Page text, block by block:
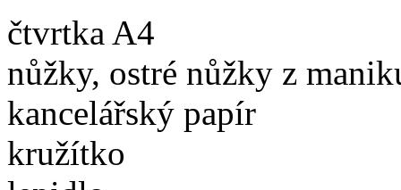
čtvrtka A4
nůžky, ostré nůžky z
kancelářský papír
kružítko